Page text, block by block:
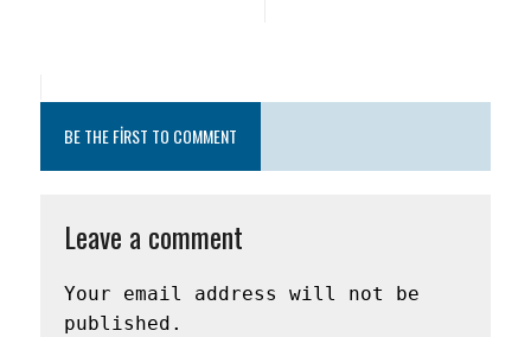
BE THE FIRST TO COMMENT
Leave a comment
Your email address will not be
published.